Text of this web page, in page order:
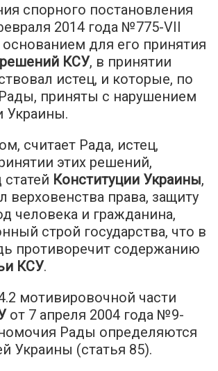
спорного постановления
2014 года №775-VII
основанием для его принятия
решений КСУ, в принятии
истец, и которые, по
приняты с нарушением
Украины.
считает Рада, истец,
этих решений,
Конституции Украины,
верховенства права, защиту
человека и гражданина,
строй государства, что в
противоречит содержанию
КСУ.
мотивировочной части
от 7 апреля 2004 года №9-
Рады определяются
Украины (статья 85).